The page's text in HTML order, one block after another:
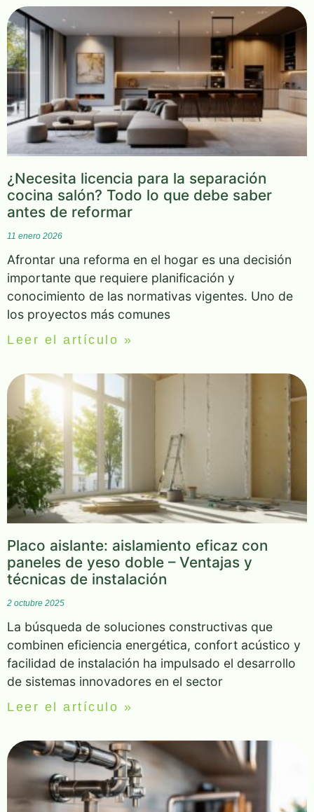
¿Necesita licencia para la separación
cocina salón? Todo lo que debe saber
antes de reformar
11 enero 2026
Afrontar una reforma en el hogar es una decisión
importante que requiere planificación y
conocimiento de las normativas vigentes. Uno de
los proyectos más comunes
Leer el artículo »
Placo aislante: aislamiento eficaz con
paneles de yeso doble – Ventajas y
técnicas de instalación
2 octubre 2025
La búsqueda de soluciones constructivas que
combinen eficiencia energética, confort acústico y
facilidad de instalación ha impulsado el desarrollo
de sistemas innovadores en el sector
Leer el artículo »